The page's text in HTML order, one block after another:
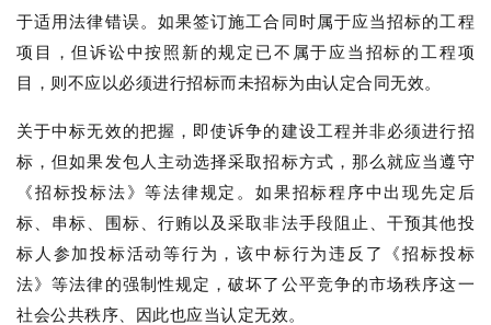
于适用法律错误。如果签订施工合同时属于应当招标的工程
项目，但诉讼中按照新的规定已不属于应当招标的工程项
目，则不应以必须进行招标而未招标为由认定合同无效。
关于中标无效的把握，即使诉争的建设工程并非必须进行招
标，但如果发包人主动选择采取招标方式，那么就应当遵守
《招标投标法》等法律规定。如果招标程序中出现先定后
标、串标、围标、行贿以及采取非法手段阻止、干预其他投
标人参加投标活动等行为，该中标行为违反了《招标投标
法》等法律的强制性规定，破坏了公平竞争的市场秩序这一
社会公共秩序、因此也应当认定无效。